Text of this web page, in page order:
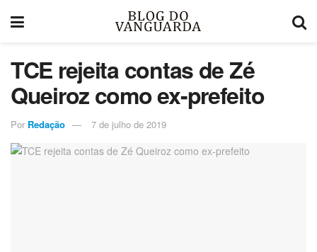
TCE rejeita contas de Zé
Queiroz como ex-prefeito
Por Redação 7 de julho de 2019